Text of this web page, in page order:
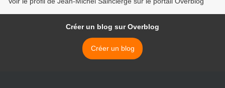
Créer un blog sur Overblog
Créer un blog